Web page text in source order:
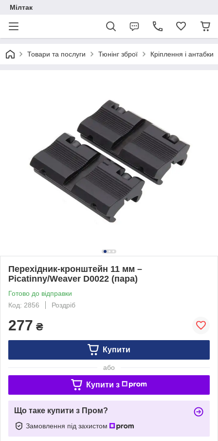
Мілтак
Товари та послуги Тюнінг зброї Кріплення і антабки
Перехідник-кронштейн 11 мм –
Picatinny/Weaver D0022 (пара)
Готово до відправки
Код: 2856
Роздріб
277 ₴
Купити
або
Купити з
Що таке купити з Пром?
Замовлення під захистом